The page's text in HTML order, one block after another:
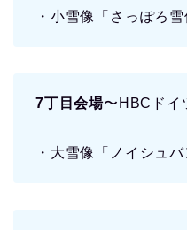
・小雪像「さっぽろ雪
7丁目会場〜HBCドイ
・大雪像「ノイシュ